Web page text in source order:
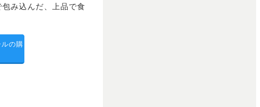
み込んだ、上品で食
の購